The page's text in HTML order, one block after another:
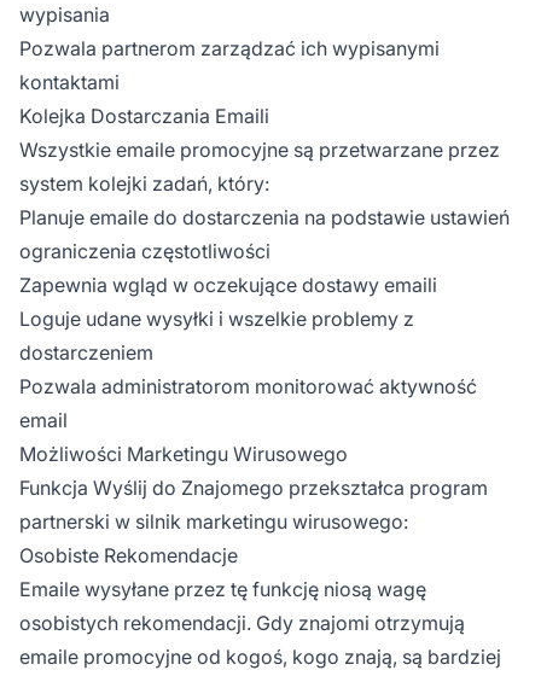
wypisania
Pozwala partnerom zarządzać ich wypisanymi
kontaktami
Kolejka Dostarczania Emaili
Wszystkie emaile promocyjne są przetwarzane przez
system kolejki zadań, który:
Planuje emaile do dostarczenia na podstawie ustawień
ograniczenia częstotliwości
Zapewnia wgląd w oczekujące dostawy emaili
Loguje udane wysyłki i wszelkie problemy z
dostarczeniem
Pozwala administratorom monitorować aktywność
email
Możliwości Marketingu Wirusowego
Funkcja Wyślij do Znajomego przekształca program
partnerski w silnik marketingu wirusowego:
Osobiste Rekomendacje
Emaile wysyłane przez tę funkcję niosą wagę
osobistych rekomendacji. Gdy znajomi otrzymują
emaile promocyjne od kogoś, kogo znają, są bardziej